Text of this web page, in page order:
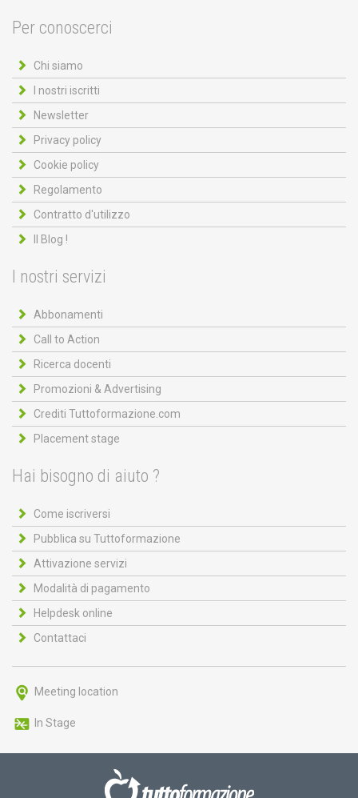
Per conoscerci
Chi siamo
I nostri iscritti
Newsletter
Privacy policy
Cookie policy
Regolamento
Contratto d'utilizzo
Il Blog !
I nostri servizi
Abbonamenti
Call to Action
Ricerca docenti
Promozioni & Advertising
Crediti Tuttoformazione.com
Placement stage
Hai bisogno di aiuto ?
Come iscriversi
Pubblica su Tuttoformazione
Attivazione servizi
Modalità di pagamento
Helpdesk online
Contattaci
Meeting location
In Stage